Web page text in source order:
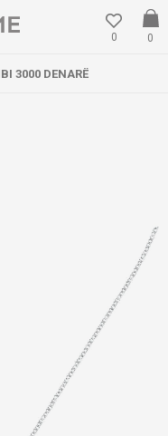
0
0
3000 DENARË